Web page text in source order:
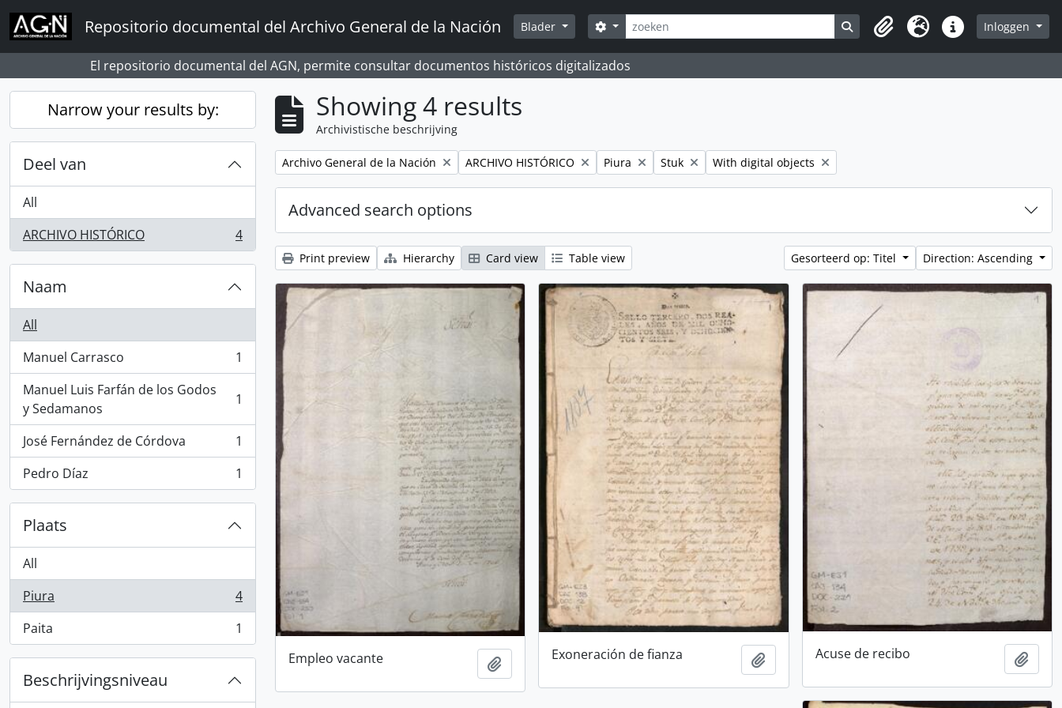
Skip to main content
Repositorio documental del Archivo General de la Nación Blader zoeken
Search options Search in browse page
Clipboard
Taal Quick linksInloggen
El repositorio documental del AGN, permite consultar documentos históricos digitalizados
Narrow your results by:
Deel van
All
ARCHIVO HISTÓRICO
, 4 results 4
Naam
All
Manuel Carrasco
, 1 results
1
Manuel Luis Farfán de los Godos
y Sedamanos
, 1 results 1
José Fernández de Córdova
, 1 results
1
Pedro Díaz
, 1 results 1
Plaats
All
Piura
, 4 results
4
Paita
, 1 results 1
Beschrijvingsniveau
Showing 4 results
Archivistische beschrijving
Remove filter:
Archivo General de la Nación Remove filter:
ARCHIVO HISTÓRICO Remove filter:
Piura Remove filter:
Stuk Remove filter:
With digital objects
Advanced search options
Print preview Hierarchy Card view Table view Gesorteerd op: Titel Direction: Ascending
Empleo vacante Add to clipboard
Exoneración de fianza Add to clipboard
Acuse de recibo Add